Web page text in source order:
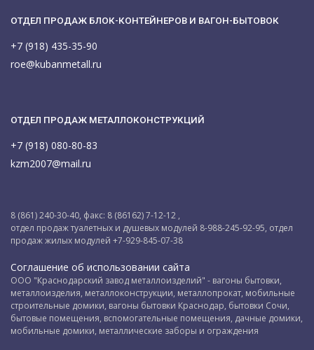
ОТДЕЛ ПРОДАЖ БЛОК-КОНТЕЙНЕРОВ И ВАГОН-БЫТОВОК
+7 (918) 435-35-90
roe@kubanmetall.ru
ОТДЕЛ ПРОДАЖ МЕТАЛЛОКОНСТРУКЦИЙ
+7 (918) 080-80-83
kzm2007@mail.ru
8 (861) 240-30-40, факс: 8 (86162) 7-12-12 ,
отдел продаж туалетных и душевых модулей 8-988-245-92-95, отдел
продаж жилых модулей +7-929-845-07-38
Соглашение об использовании сайта
ООО "Краснодарский завод металлоизделий" - вагоны бытовки,
металлоизделия, металлоконструкции, металлопрокат, мобильные
строительные домики, вагоны бытовки Краснодар, бытовки Сочи,
бытовые помещения, вспомогательные помещения, дачные домики,
мобильные домики, металлические заборы и ограждения